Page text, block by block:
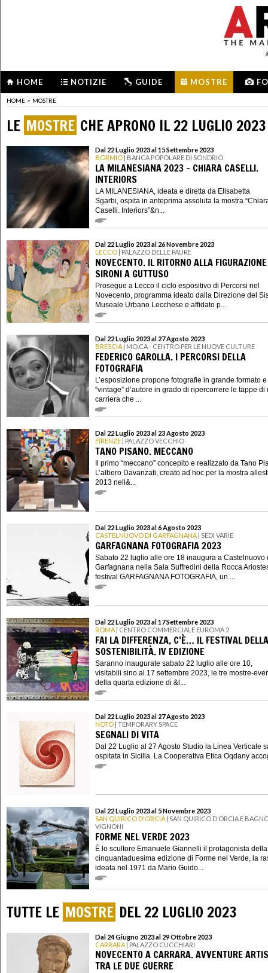
HOME NOTIZIE GUIDE MOSTRE
HOME > MOSTRE
LE MOSTRE CHE APRONO IL 22 LUGLIO 2023
Dal 22 Luglio 2023 al 15 Settembre 2023
BORMIO | BANCA POPOLARE DI SONDRIO
LA MILANESIANA 2023 - CHIARA CASELLI.
INTERIORS
LA MILANESIANA, ideata e diretta da Elisabetta
Sgarbi, ospita in anteprima assoluta la mostra
Caselli. Interiors”&n...
Dal 22 Luglio 2023 al 26 Novembre 2023
LECCO | PALAZZO DELLE PAURE
NOVECENTO. IL RITORNO ALLA
SIRONI A GUTTUSO
Prosegue a Lecco il ciclo espositivo di Percorsi nel
Novecento, programma ideato dalla Direzione del
Museale Urbano Lecchese e affidato p...
Dal 22 Luglio 2023 al 27 Agosto 2023
BRESCIA | MO.CA - CENTRO PER LE NUOVE CULTURE
FEDERICO GAROLLA. I PERCORSI DELLA
FOTOGRAFIA
L’esposizione propone fotografie in grande formato e
“vintage” d’autore in grado di ripercorrere le tappe di
carriera che ...
Dal 22 Luglio 2023 al 23 Agosto 2023
FIRENZE | PALAZZO VECCHIO
TANO PISANO. MECCANO
Il primo “meccano” concepito e realizzato da Tano
L’albero Davanzati, creato ad hoc per la mostra
2013 nell&...
Dal 22 Luglio 2023 al 6 Agosto 2023
CASTELNUOVO DI GARFAGNANA | SEDI VARIE
GARFAGNANA FOTOGRAFIA 2023
Sabato 22 luglio alle ore 18 inaugura a Castelnuovo
Garfagnana nella Sala Suffredini della Rocca
festival GARFAGNANA FOTOGRAFIA, un ...
Dal 22 Luglio 2023 al 17 Settembre 2023
ROMA | CENTRO COMMERCIALE EUROMA 2
FAI LA DIFFERENZA, C’È… IL FESTIVAL DELLA
SOSTENIBILITÀ. IV EDIZIONE
Saranno inaugurate sabato 22 luglio alle ore 10,
visitabili sino al 17 settembre 2023, le tre mostre-
della quarta edizione di &l...
Dal 22 Luglio 2023 al 27 Agosto 2023
NOTO | TEMPORARY SPACE
SEGNALI DI VITA
Dal 22 Luglio al 27 Agosto Studio la Linea Verticale
ospitata in Sicilia. La Cooperativa Etica Oqdany
Dal 22 Luglio 2023 al 5 Novembre 2023
SAN QUIRICO D'ORCIA | SAN QUIRICO D’ORCIA E
VIGNONI
FORME NEL VERDE 2023
È lo scultore Emanuele Giannelli il protagonista della
cinquantaduesima edizione di Forme nel Verde, la
ideata nel 1971 da Mario Guido...
TUTTE LE MOSTRE DEL 22 LUGLIO 2023
Dal 24 Giugno 2023 al 29 Ottobre 2023
CARRARA | PALAZZO CUCCHIARI
NOVECENTO A CARRARA. AVVENTURE
TRA LE DUE GUERRE